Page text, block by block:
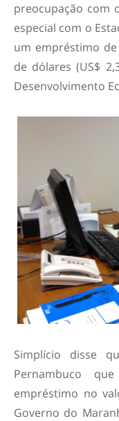
preocupação com
especial com o
um empréstimo
de dólares (US$
Desenvolvimento
Simplício disse
Pernambuco
empréstimo no
Governo do